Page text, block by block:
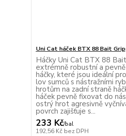
Uni Cat háček BTX 88 Bait
Háčky Uni Cat BTX 88
extrémně robustní a
háčky, které jsou ideální
lov sumců s nástražními
hrotům na zadní straně
háček pevně fixovat do
ostrý hrot agresivně
povrch zajišťuje s...
233 Kč/bal
192,56 Kč bez DPH